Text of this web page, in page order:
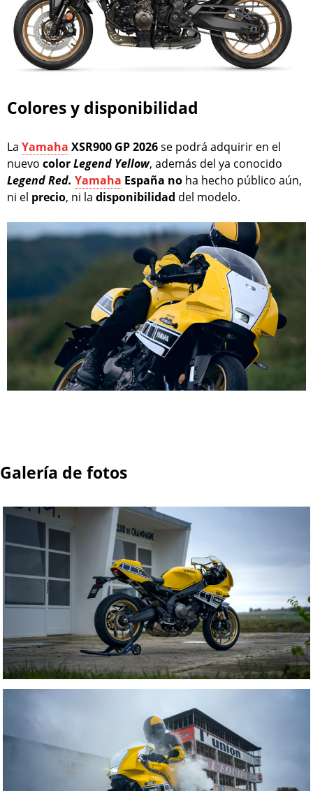
Colores y disponibilidad
La Yamaha XSR900 GP 2026se podrá adquirir en el
nuevo colorLegend Yellow, además del ya conocido
Legend Red. Yamaha España no ha hecho público aún,
ni el precio, ni la disponibilidad del modelo.
Galería de fotos